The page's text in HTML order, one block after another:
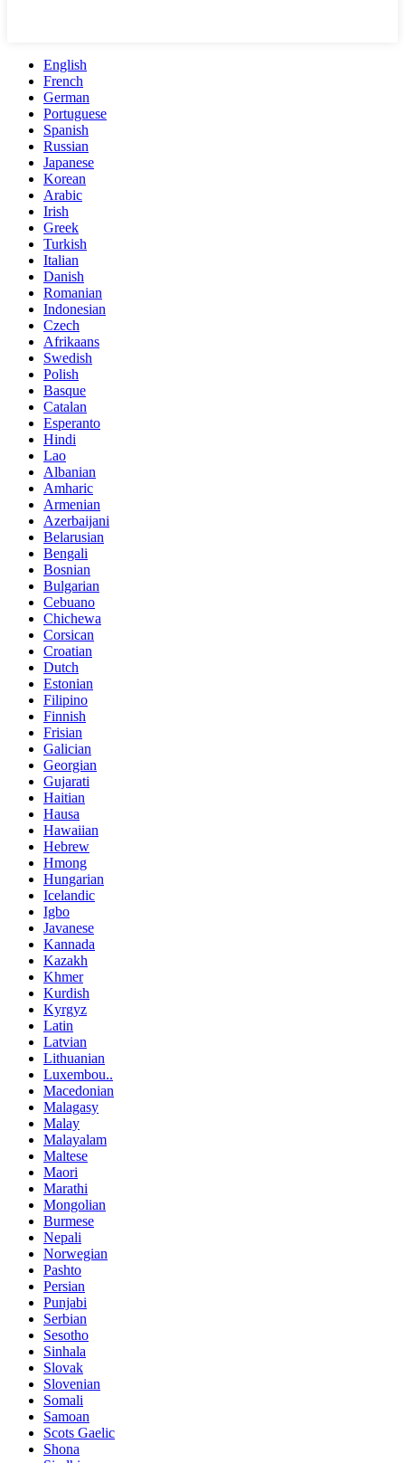
English
French
German
Portuguese
Spanish
Russian
Japanese
Korean
Arabic
Irish
Greek
Turkish
Italian
Danish
Romanian
Indonesian
Czech
Afrikaans
Swedish
Polish
Basque
Catalan
Esperanto
Hindi
Lao
Albanian
Amharic
Armenian
Azerbaijani
Belarusian
Bengali
Bosnian
Bulgarian
Cebuano
Chichewa
Corsican
Croatian
Dutch
Estonian
Filipino
Finnish
Frisian
Galician
Georgian
Gujarati
Haitian
Hausa
Hawaiian
Hebrew
Hmong
Hungarian
Icelandic
Igbo
Javanese
Kannada
Kazakh
Khmer
Kurdish
Kyrgyz
Latin
Latvian
Lithuanian
Luxembou..
Macedonian
Malagasy
Malay
Malayalam
Maltese
Maori
Marathi
Mongolian
Burmese
Nepali
Norwegian
Pashto
Persian
Punjabi
Serbian
Sesotho
Sinhala
Slovak
Slovenian
Somali
Samoan
Scots Gaelic
Shona